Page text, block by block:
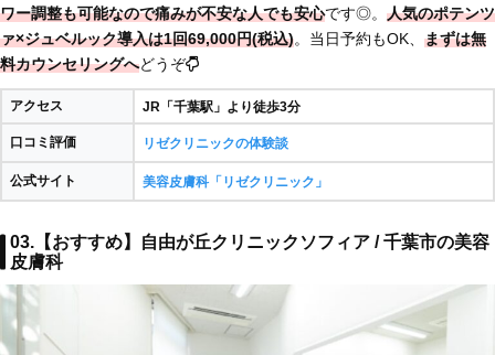
ワー調整も可能なので痛みが不安な人でも安心です◎。 人気のポテンツ
ァ×ジュベルック導入は1回69,000円(税込)。当日予約もOK、 まずは無
料カウンセリングへどうぞ
アクセス JR「千葉駅」より徒歩3分
口コミ評価 リゼクリニックの体験談
公式サイト 美容皮膚科「リゼクリニック」
03.【おすすめ】自由が丘クリニックソフィア / 千葉市の美容
皮膚科